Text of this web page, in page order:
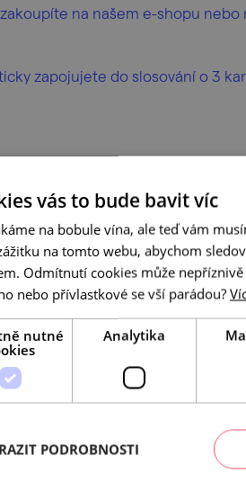
na našem e-shopu nebo
zapojujete do slosování o 3
vás to bude bavit víc
na bobule vína, ale teď vám
na tomto webu, abychom
Odmítnutí cookies může
nebo přívlastkové se vší parádou?
nutné
Analytika
PODROBNOSTI